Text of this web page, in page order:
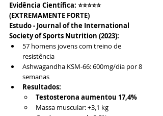
Evidência Científica: ⭐⭐⭐⭐⭐
(EXTREMAMENTE FORTE)
Estudo - Journal of the International
Society of Sports Nutrition (2023):
57 homens jovens com treino de
resistência
Ashwagandha KSM-66: 600mg/dia por 8
semanas
Resultados:
Testosterona aumentou 17,4%
Massa muscular: +3,1 kg